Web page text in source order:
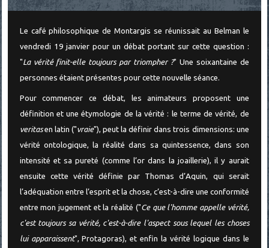
Le café philosophique de Montargis se réunissait au Belman le
vendredi 19 janvier pour un débat portant sur cette question :
"La vérité finit-elle toujours par triompher ?" Une soixantaine de
personnes étaient présentes pour cette nouvelle séance.
Pour commencer ce débat, les animateurs proposent une
définition et une étymologie de la vérité : le terme de vérité, de
veritasen latin ("vraie"), peut la définir dans trois dimensions: une
vérité ontologique, la réalité dans sa quintessence, dans son
intensité et sa pureté (comme l’or dans la joaillerie), il y aurait
ensuite cette vérité définie par Thomas d’Aquin, qui serait
l’adéquation entre l’esprit et la chose, c’est-à-dire une conformité
entre mon jugement et la réalité ("Ce que l'homme appelle vérité,
c'est toujours sa vérité, c'est-à-dire l'aspect sous lequel les choses
lui apparaissent", Protagoras), et enfin la vérité logique dans le